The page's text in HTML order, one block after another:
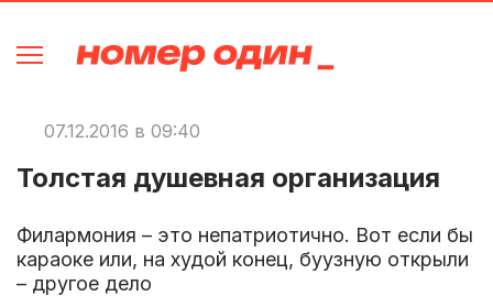
07.12.2016 в 09:40
Толстая душевная организация
Филармония – это непатриотично. Вот если бы
караоке или, на худой конец, буузную открыли
– другое дело